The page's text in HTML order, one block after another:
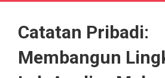
Catatan Pribadi:
Membangun